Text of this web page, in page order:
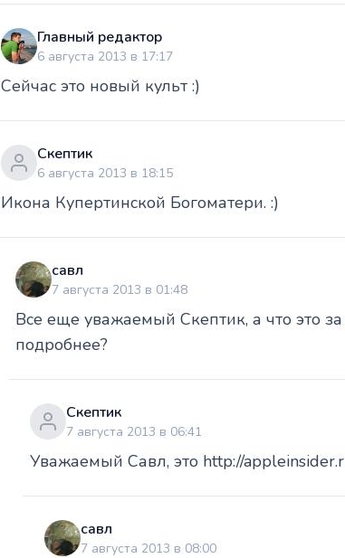
Главный редактор
6 августа 2013 в 17:17
Сейчас это новый культ :)
Скептик
6 августа 2013 в 18:15
Икона Купертинской Богоматери. :)
савл
7 августа 2013 в 01:48
Все еще уважаемый Скептик, а что это
подробнее?
Скептик
7 августа 2013 в 06:41
Уважаемый Савл, это http://
савл
7 августа 2013 в 08:00